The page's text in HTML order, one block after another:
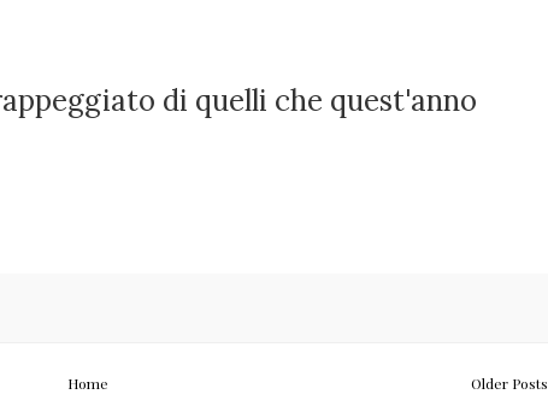
di quelli che quest'anno
Older Posts
Home